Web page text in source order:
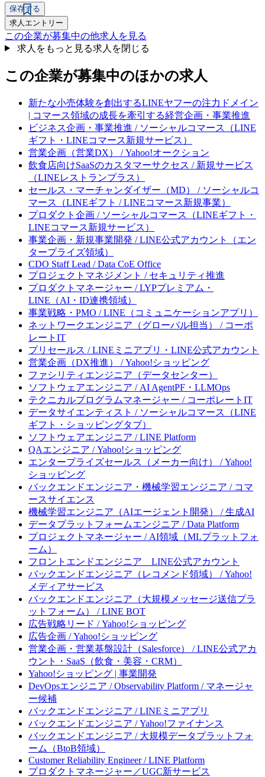
保存する
求人エントリー
この企業が募集中の他求人を見る
求人をもっと見る求人を閉じる
この企業が募集中のほかの求人
新たな小売体験を創出するLINEヤフーの注力ドメイン
| コマース領域の成長を牽引する経営企画・事業推進
ビジネス企画・事業推進 / ソーシャルコマース（LINE
ギフト・LINEコマース新規サービス）
営業企画（営業DX） / Yahoo!オークション
飲食店向けSaaSのカスタマーサクセス / 新規サービス
（LINEレストランプラス）
セールス・マーチャンダイザー（MD） / ソーシャルコ
マース（LINEギフト / LINEコマース新規事業）
プロダクト企画 / ソーシャルコマース（LINEギフト・
LINEコマース新規サービス）
事業企画・新規事業開発 / LINE公式アカウント（エン
タープライズ領域）
CDO Staff Lead / Data CoE Office
プロジェクトマネジメント / セキュリティ推進
プロダクトマネージャー / LYPプレミアム・
LINE（AI・ID連携領域）
事業戦略・PMO / LINE（コミュニケーションアプリ）
ネットワークエンジニア（グローバル担当） / コーポ
レートIT
プリセールス / LINEミニアプリ・LINE公式アカウント
営業企画（DX推進） / Yahoo!ショッピング
ファシリティエンジニア（データセンター）
ソフトウェアエンジニア / AI AgentPF・LLMOps
テクニカルプログラムマネージャー / コーポレートIT
データサイエンティスト / ソーシャルコマース（LINE
ギフト・ショッピングタブ）
ソフトウェアエンジニア / LINE Platform
QAエンジニア / Yahoo!ショッピング
エンタープライズセールス（メーカー向け） / Yahoo!
ショッピング
バックエンドエンジニア・機械学習エンジニア / コマ
ースサイエンス
機械学習エンジニア（AIエージェント開発） / 生成AI
データプラットフォームエンジニア / Data Platform
プロジェクトマネージャー / AI領域（MLプラットフォ
ーム）
フロントエンドエンジニア LINE公式アカウント
バックエンドエンジニア（レコメンド領域） / Yahoo!
メディアサービス
バックエンドエンジニア（大規模メッセージ送信プラ
ットフォーム） / LINE BOT
広告戦略リード / Yahoo!ショッピング
広告企画 / Yahoo!ショッピング
営業企画・営業基盤設計（Salesforce） / LINE公式アカ
ウント・SaaS（飲食・美容・CRM）
Yahoo!ショッピング | 事業開発
DevOpsエンジニア / Observability Platform / マネージャ
ー候補
バックエンドエンジニア / LINEミニアプリ
バックエンドエンジニア / Yahoo!ファイナンス
バックエンドエンジニア / 大規模データプラットフォ
ーム（BtoB領域）
Customer Reliability Engineer / LINE Platform
プロダクトマネージャー／UGC新サービス